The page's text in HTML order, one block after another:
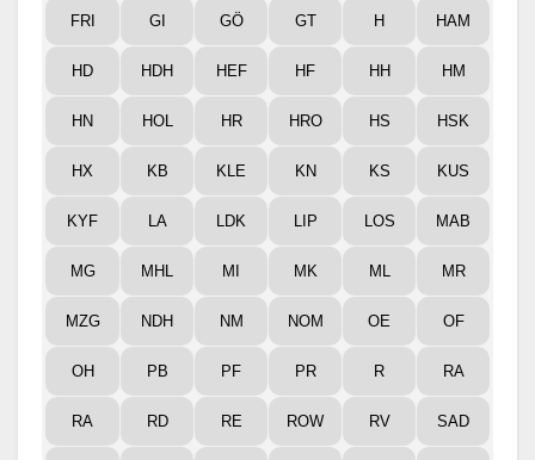
FRI GI GÖ GT H HAM
HD HDH HEF HF HH HM
HN HOL HR HRO HS HSK
HX KB KLE KN KS KUS
KYF LA LDK LIP LOS MAB
MG MHL MI MK ML MR
MZG NDH NM NOM OE OF
OH PB PF PR R RA
RA RD RE ROW RV SAD